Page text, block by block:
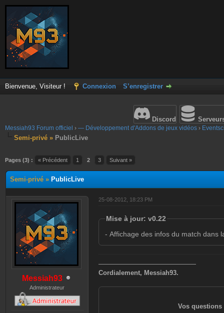
Bienvenue, Visiteur ! Connexion S’enregistrer
Discord
Messiah93 Forum officiel › — Développement d'Addons de jeux vidéos ›
Semi-privé » PublicLive
Pages (3) : « Précédent 1 2 3 Suivant »
Semi-privé » PublicLive
Messiah93
Administrateur
25-08-2012, 18:23 PM
Mise à jour: v0.22
- Affichage des infos du match dans
———————————————
Cordialement, Messiah93.
Vos questions